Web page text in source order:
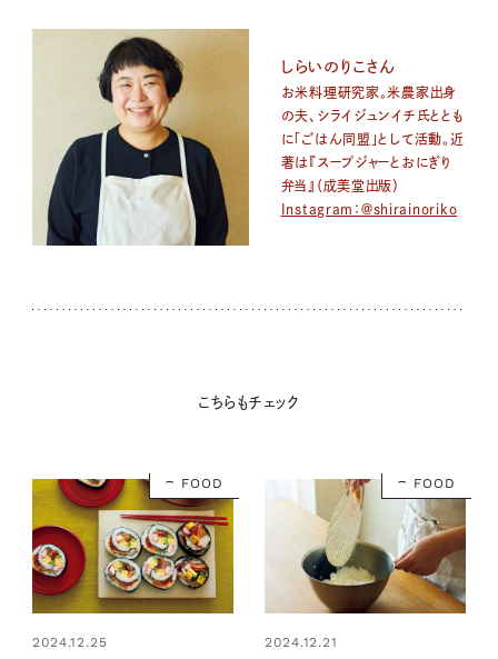
しらいのりこさん
お米料理研究家。米農家出身
の夫、シライジュンイチ氏ととも
に「ごはん同盟」として活動。近
著は『スープジャーとおにぎり
弁当』（成美堂出版）
Instagram：＠shirainoriko
こちらもチェック
FOOD
2024.12.25
FOOD
2024.12.21